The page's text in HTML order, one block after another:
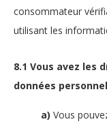
consommateur
utilisant les
8.1 Vous avez les
données
Vous